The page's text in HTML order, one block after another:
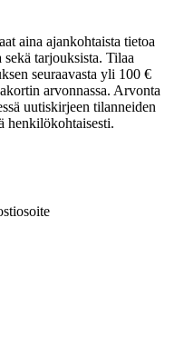
aina ajankohtaista tietoa
tarjouksista. Tilaa
seuraavasta yli 100 €
arvonnassa. Arvonta
uutiskirjeen tilanneiden
henkilökohtaisesti.